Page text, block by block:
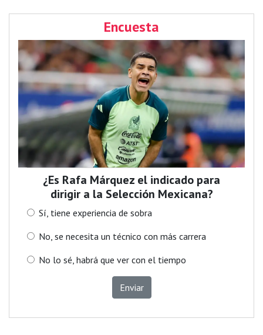
Encuesta
¿Es Rafa Márquez el indicado para
dirigir a la Selección Mexicana?
Sí, tiene experiencia de sobra
No, se necesita un técnico con más carrera
No lo sé, habrá que ver con el tiempo
Enviar